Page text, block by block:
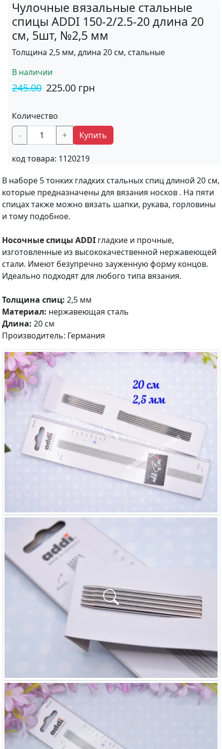
Чулочные вязальные стальные
спицы ADDI 150-2/2.5-20 длина 20
см, 5шт, №2,5 мм
Толщина 2,5 мм, длина 20 см, стальные
В наличии
245.00 225.00 грн
Количество
-
+ Купить
код товара: 1120219
В наборе 5 тонких гладких стальных спиц длиной 20 см,
которые предназначены для вязания носков . На пяти
спицах также можно вязать шапки, рукава, горловины
и тому подобное.
Носочные спицы ADDI гладкие и прочные,
изготовленные из высококачественной нержавеющей
стали. Имеют безупречно зауженную форму концов.
Идеально подходят для любого типа вязания.
Толщина спиц: 2,5 мм
Материал: нержавеющая сталь
Длина: 20 см
Производитель: Германия